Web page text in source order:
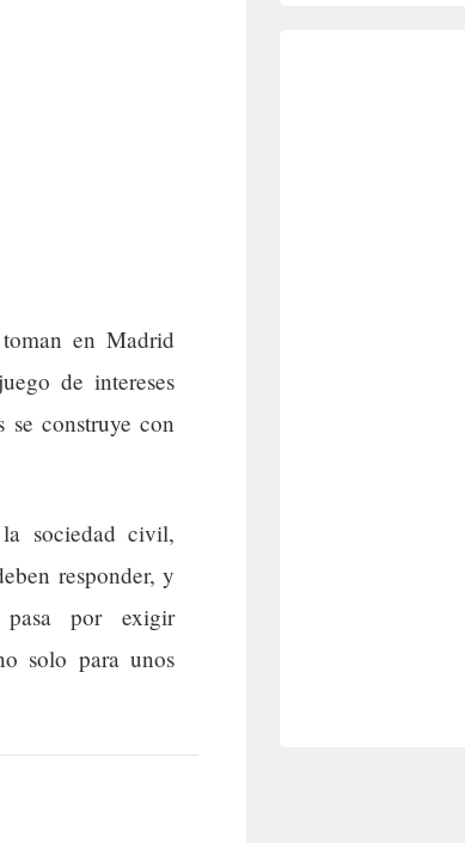
en Madrid
de intereses
construye con
sociedad civil,
responder, y
por exigir
solo para unos